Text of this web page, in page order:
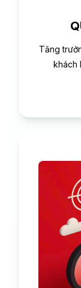
Tăng
khách